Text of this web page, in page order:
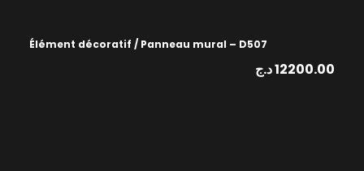
Élément décoratif / Panneau mural – D507
12200.00د.ج